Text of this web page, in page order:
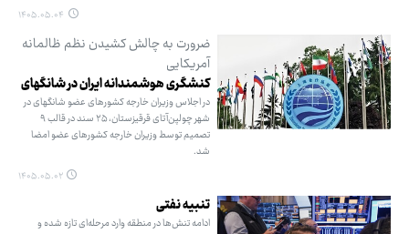
۱۴۰۵.۰۵.۰۴
ضرورت به چالش کشیدن نظم ظالمانه
آمریکایی
کنشگری هوشمندانه ایران در شانگهای
در اجلاس وزیران خارجه کشورهای عضو شانگهای در
شهر چولپن‌آتای قرقیزستان، ۲۵ سند در قالب ۹
تصمیم توسط وزیران خارجه کشورهای عضو امضا
شد.
۱۴۰۵.۰۵.۰۲
تنبیه نفتی
ادامه تنش‌ها در منطقه وارد مرحله‌ای تازه شده و